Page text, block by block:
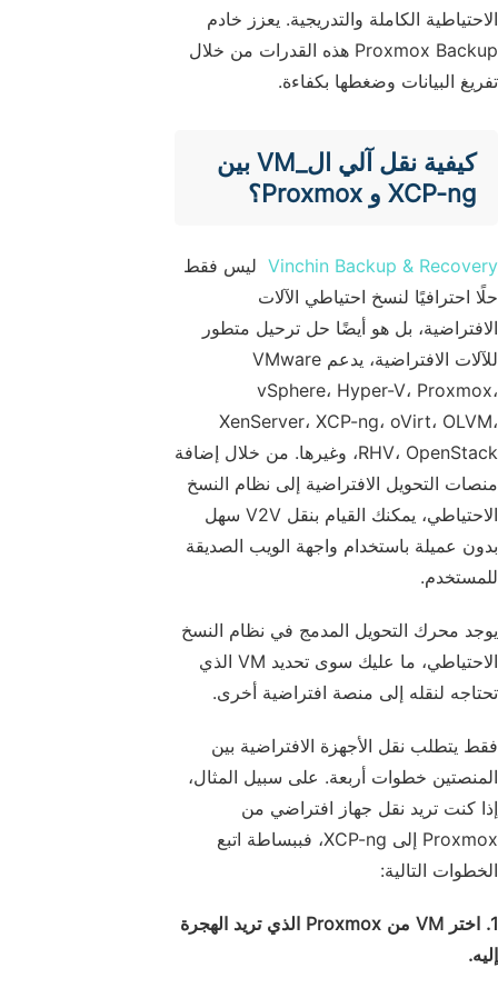
الاحتياطية الكاملة والتدريجية. يعزز خادم
Proxmox Backup هذه القدرات من خلال
تفريغ البيانات وضغطها بكفاءة.
كيفية نقل آلي ال_VM بين
XCP-ng و Proxmox؟
Vinchin Backup & Recovery ليس فقط
حلًا احترافيًا لنسخ احتياطي الآلات
الافتراضية، بل هو أيضًا حل ترحيل متطور
للآلات الافتراضية، يدعم VMware
vSphere، Hyper-V، Proxmox،
XenServer، XCP-ng، oVirt، OLVM،
RHV، OpenStack، وغيرها. من خلال إضافة
منصات التحويل الافتراضية إلى نظام النسخ
الاحتياطي، يمكنك القيام بنقل V2V سهل
بدون عميلة باستخدام واجهة الويب الصديقة
للمستخدم.
يوجد محرك التحويل المدمج في نظام النسخ
الاحتياطي، ما عليك سوى تحديد VM الذي
تحتاجه لنقله إلى منصة افتراضية أخرى.
فقط يتطلب نقل الأجهزة الافتراضية بين
المنصتين خطوات أربعة. على سبيل المثال،
إذا كنت تريد نقل جهاز افتراضي من
Proxmox إلى XCP-ng، فببساطة اتبع
الخطوات التالية:
1.
اختر VM من Proxmox الذي تريد الهجرة
إليه.